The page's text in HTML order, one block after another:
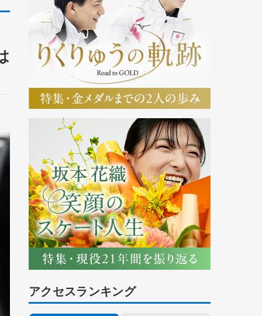
アクセスランキング